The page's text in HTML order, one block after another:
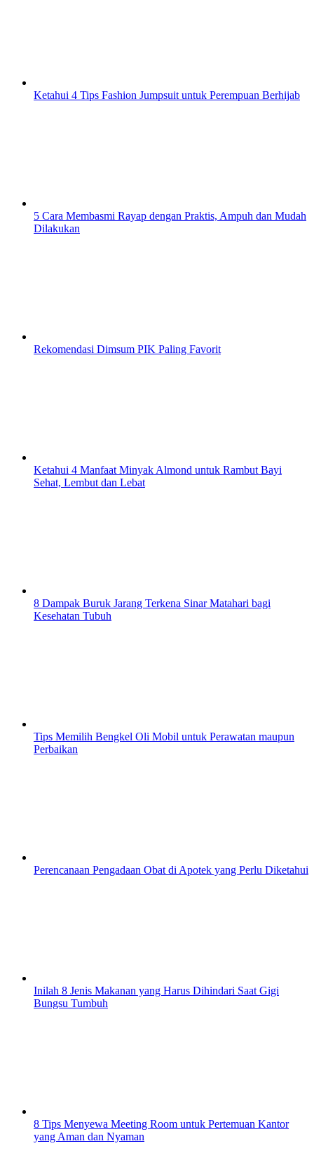
Ketahui 4 Tips Fashion Jumpsuit untuk Perempuan Berhijab
5 Cara Membasmi Rayap dengan Praktis, Ampuh dan Mudah
Dilakukan
Rekomendasi Dimsum PIK Paling Favorit
Ketahui 4 Manfaat Minyak Almond untuk Rambut Bayi
Sehat, Lembut dan Lebat
8 Dampak Buruk Jarang Terkena Sinar Matahari bagi
Kesehatan Tubuh
Tips Memilih Bengkel Oli Mobil untuk Perawatan maupun
Perbaikan
Perencanaan Pengadaan Obat di Apotek yang Perlu Diketahui
Inilah 8 Jenis Makanan yang Harus Dihindari Saat Gigi
Bungsu Tumbuh
8 Tips Menyewa Meeting Room untuk Pertemuan Kantor
yang Aman dan Nyaman